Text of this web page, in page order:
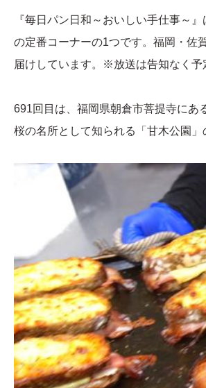
『毎日パン日和～おいしい手仕事～
の定番コーナーの1つです。福岡・佐
届けしています。※放送は告知なく予
691回目は、福岡県朝倉市菩提寺にあ
桜の名所として知られる「甘木公園